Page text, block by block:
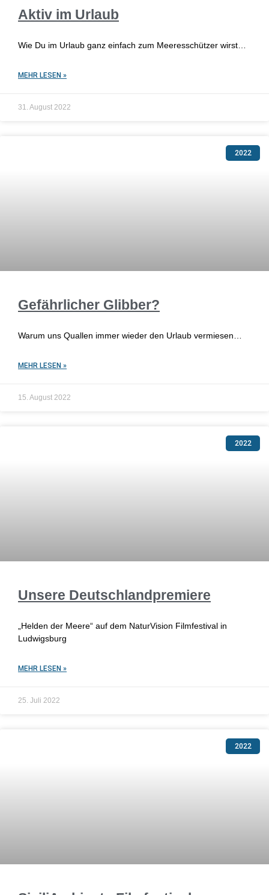
Aktiv im Urlaub
Wie Du im Urlaub ganz einfach zum Meeresschützer wirst…
MEHR LESEN »
31. August 2022
2022
Gefährlicher Glibber?
Warum uns Quallen immer wieder den Urlaub vermiesen…
MEHR LESEN »
15. August 2022
2022
Unsere Deutschlandpremiere
„Helden der Meere“ auf dem NaturVision Filmfestival in
Ludwigsburg
MEHR LESEN »
25. Juli 2022
2022